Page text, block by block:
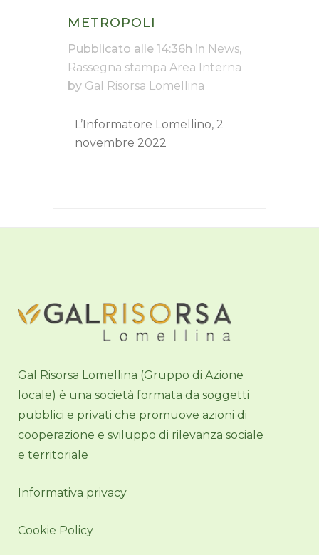
METROPOLI
Pubblicato alle 14:36h in News,
Rassegna stampa Area Interna
by Gal Risorsa Lomellina
L’Informatore Lomellino, 2
novembre 2022
Gal Risorsa Lomellina (Gruppo di Azione
locale) è una società formata da soggetti
pubblici e privati che promuove azioni di
cooperazione e sviluppo di rilevanza sociale
e territoriale
Informativa privacy
Cookie Policy